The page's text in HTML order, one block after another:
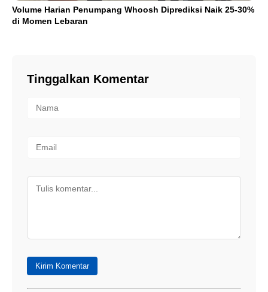
Volume Harian Penumpang Whoosh Diprediksi Naik 25-30%
di Momen Lebaran
Tinggalkan Komentar
Kirim Komentar